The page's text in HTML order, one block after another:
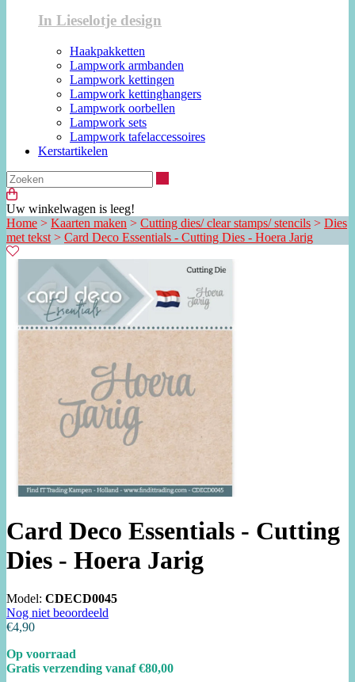
In Lieselotje design
Haakpakketten
Lampwork armbanden
Lampwork kettingen
Lampwork kettinghangers
Lampwork oorbellen
Lampwork sets
Lampwork tafelaccessoires
Kerstartikelen
Uw winkelwagen is leeg!
Home > Kaarten maken > Cutting dies/ clear stamps/ stencils > Dies
met tekst > Card Deco Essentials - Cutting Dies - Hoera Jarig
Card Deco Essentials - Cutting
Dies - Hoera Jarig
Model: CDECD0045
Nog niet beoordeeld
€4,90
Op voorraad
Gratis verzending vanaf €80,00